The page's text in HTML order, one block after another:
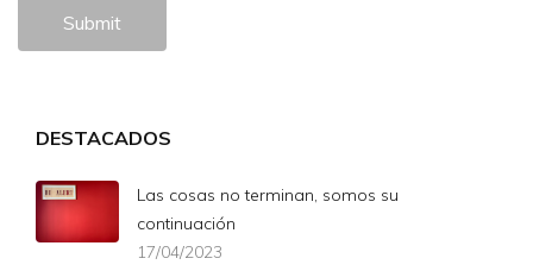
Submit
DESTACADOS
Las cosas no terminan, somos su
continuación
17/04/2023